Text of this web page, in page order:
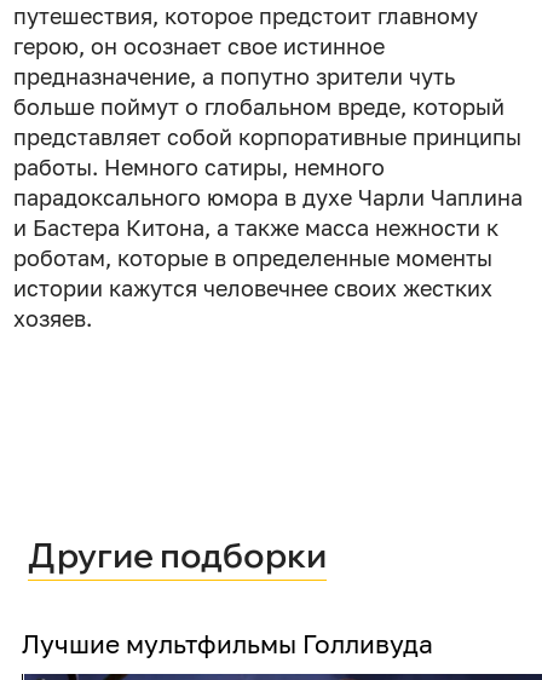
путешествия, которое предстоит главному
герою, он осознает свое истинное
предназначение, а попутно зрители чуть
больше поймут о глобальном вреде, который
представляет собой корпоративные принципы
работы. Немного сатиры, немного
парадоксального юмора в духе Чарли Чаплина
и Бастера Китона, а также масса нежности к
роботам, которые в определенные моменты
истории кажутся человечнее своих жестких
хозяев.
Другие подборки
Лучшие мультфильмы Голливуда